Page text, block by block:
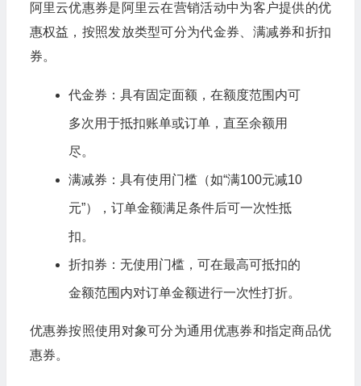
阿里云优惠券是阿里云在营销活动中为客户提供的优
惠权益，按照发放类型可分为代金券、满减券和折扣
券。
代金券：具有固定面额，在额度范围内可
多次用于抵扣账单或订单，直至余额用
尽。
满减券：具有使用门槛（如“满100元减10
元”），订单金额满足条件后可一次性抵
扣。
折扣券：无使用门槛，可在最高可抵扣的
金额范围内对订单金额进行一次性打折。
优惠券按照使用对象可分为通用优惠券和指定商品优
惠券。